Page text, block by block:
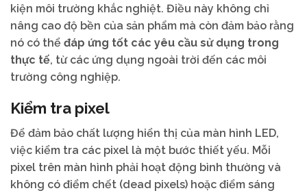
kiện môi trường khắc nghiệt. Điều này không chỉ
nâng cao độ bền của sản phẩm mà còn đảm bảo rằng
nó có thể đáp ứng tốt các yêu cầu sử dụng trong
thực tế, từ các ứng dụng ngoài trời đến các môi
trường công nghiệp.
Kiểm tra pixel
Để đảm bảo chất lượng hiển thị của màn hình LED,
việc kiểm tra các pixel là một bước thiết yếu. Mỗi
pixel trên màn hình phải hoạt động bình thường và
không có điểm chết (dead pixels) hoặc điểm sáng